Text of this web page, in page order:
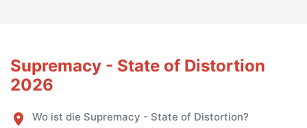
Supremacy - State of Distortion
2026
place Wo ist die Supremacy - State of Distortion?